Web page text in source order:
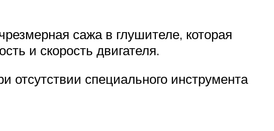
сажа в глушителе, которая
и скорость двигателя.
отсутствии специального инструмента